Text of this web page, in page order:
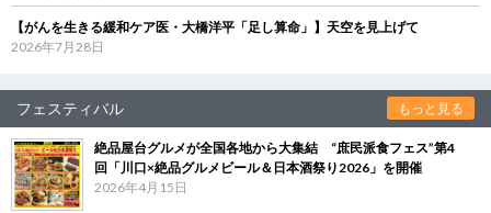
【がんを生きる緩和ケア医・大橋洋平「足し算命」】天空を見上げて
2026年7月28日
フェスティバル もっと見る
絶品屋台グルメが全国各地から大集結 “庶民派食フェス”第4
回「川口×絶品グルメビール＆日本酒祭り2026」を開催
2026年4月15日